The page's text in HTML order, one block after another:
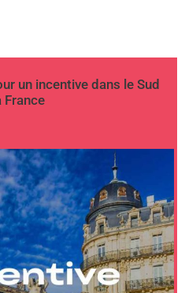
un incentive dans le Sud
France